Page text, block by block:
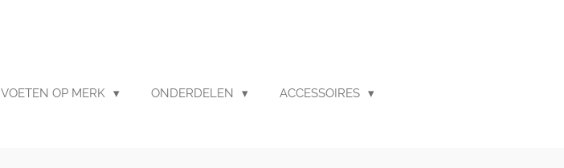
VOETEN OP MERK ONDERDELEN
ACCESSOIRES